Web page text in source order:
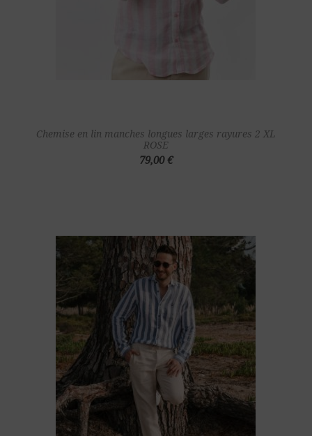
Chemise en lin manches longues larges rayures 2 XL
ROSE
79,00 €